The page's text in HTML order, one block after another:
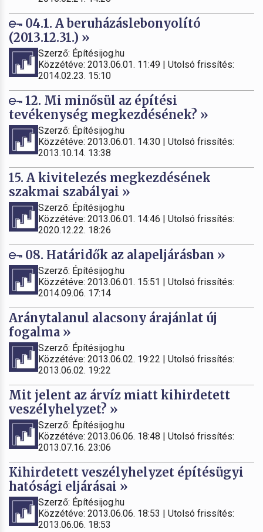
04.1. A beruházáslebonyolító
(2013.12.31.) »
Szerző: Építésijog.hu
Közzétéve: 2013.06.01. 11:49 | Utolsó frissítés:
2014.02.23. 15:10
12. Mi minősül az építési
tevékenység megkezdésének? »
Szerző: Építésijog.hu
Közzétéve: 2013.06.01. 14:30 | Utolsó frissítés:
2013.10.14. 13:38
15. A kivitelezés megkezdésének
szakmai szabályai »
Szerző: Építésijog.hu
Közzétéve: 2013.06.01. 14:46 | Utolsó frissítés:
2020.12.22. 18:26
08. Határidők az alapeljárásban »
Szerző: Építésijog.hu
Közzétéve: 2013.06.01. 15:51 | Utolsó frissítés:
2014.09.06. 17:14
Aránytalanul alacsony árajánlat új
fogalma »
Szerző: Építésijog.hu
Közzétéve: 2013.06.02. 19:22 | Utolsó frissítés:
2013.06.02. 19:22
Mit jelent az árvíz miatt kihirdetett
veszélyhelyzet? »
Szerző: Építésijog.hu
Közzétéve: 2013.06.06. 18:48 | Utolsó frissítés:
2013.07.16. 23:06
Kihirdetett veszélyhelyzet építésügyi
hatósági eljárásai »
Szerző: Építésijog.hu
Közzétéve: 2013.06.06. 18:53 | Utolsó frissítés:
2013.06.06. 18:53